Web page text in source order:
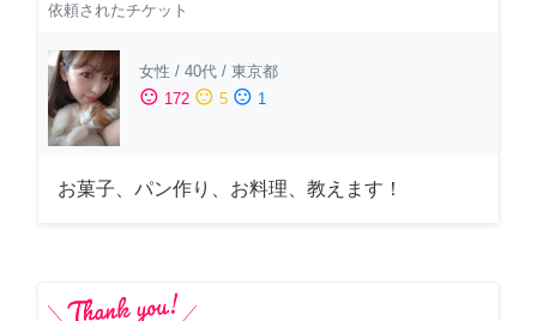
依頼されたチケット
女性 / 40代 / 東京都
sentiment_satisfied 172 sentiment_neutral 5 sentiment_dissatisfied 1
お菓子、パン作り、お料理、教えます！